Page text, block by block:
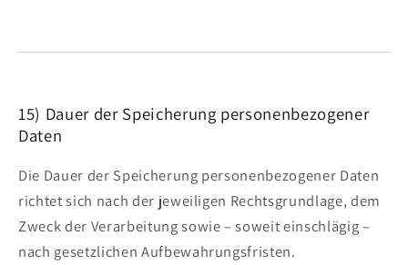
15) Dauer der Speicherung personenbezogener
Daten
Die Dauer der Speicherung personenbezogener Daten
richtet sich nach der jeweiligen Rechtsgrundlage, dem
Zweck der Verarbeitung sowie – soweit einschlägig –
nach gesetzlichen Aufbewahrungsfristen.